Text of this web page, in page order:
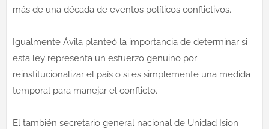
más de una década de eventos políticos conflictivos.
Igualmente Ávila planteó la importancia de determinar si
esta ley representa un esfuerzo genuino por
reinstitucionalizar el país o si es simplemente una medida
temporal para manejar el conflicto.
El también secretario general nacional de Unidad Ision